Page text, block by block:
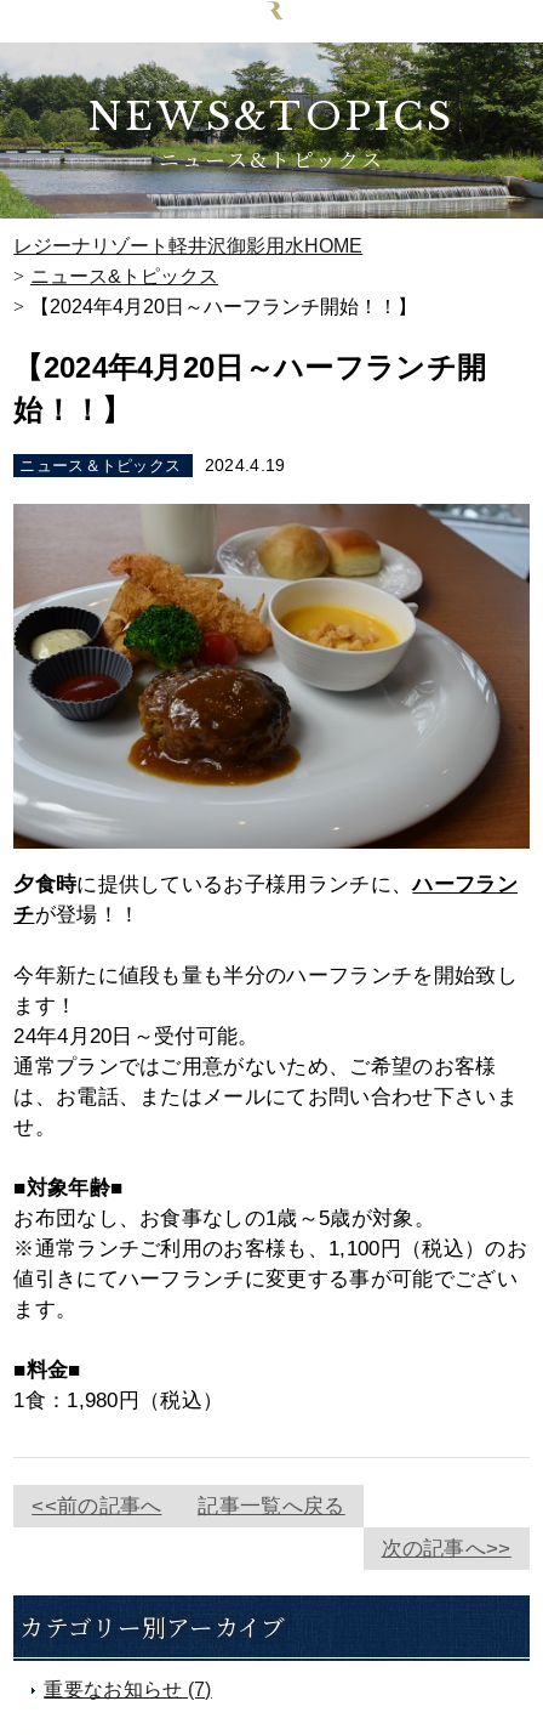
NEWS&TOPICS
ニュース&トピックス
レジーナリゾート軽井沢御影用水HOME
ニュース&トピックス
【2024年4月20日～ハーフランチ開始！！】
【2024年4月20日～ハーフランチ開
始！！】
ニュース＆トピックス 2024.4.19
夕食時に提供しているお子様用ランチに、ハーフラン
チが登場！！
今年新たに値段も量も半分のハーフランチを開始致し
ます！
24年4月20日～受付可能。
通常プランではご用意がないため、ご希望のお客様
は、お電話、またはメールにてお問い合わせ下さいま
せ。
■対象年齢■
お布団なし、お食事なしの1歳～5歳が対象。
※通常ランチご利用のお客様も、1,100円（税込）のお
値引きにてハーフランチに変更する事が可能でござい
ます。
■料金■
1食：1,980円（税込）
<<前の記事へ
記事一覧へ戻る
次の記事へ>>
カテゴリー別アーカイブ
重要なお知らせ (7)